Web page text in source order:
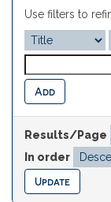
Use filters to
Results/Page
In order